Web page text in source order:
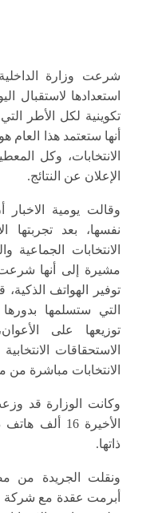
شرعت وزارة
استعدادها لاستقبال
تكوينية لكل الأطر
أنها ستعتمد هذا العام
الانتخابات، وکل
الإعلان عن النتائج.
وقالت يومية الاخبار
نفسها، بعد
مشيرة إلى أنها
توفير الهواتف الذكية،
التي ستسلمها
توزيعها على
الاستحقاقات
الانتخابات مباشرة
وكانت الوزارة قد
الأخيرة 16
ذاتها.
ونقلت الجريدة من
أبرمت عقدة مع شركة